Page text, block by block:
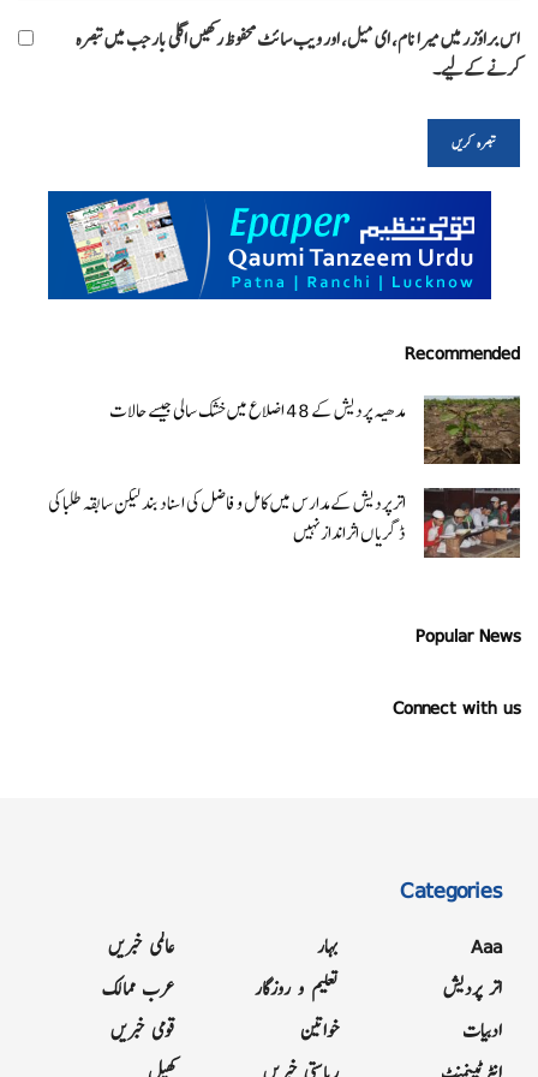
اس براؤزر میں میرا نام، ای میل، اور ویب سائٹ محفوظ رکھیں اگلی بار جب میں تبصرہ
کرنے کےلیے۔
Recommended
مدھیہ پردیش کے 48 اضلاع میں خشک سالی جیسے حالات
اتر پردیش کےمدارس میں کامل و فاضل کی اسناد بند لیکن سابقہ طلبا کی
ڈگریا ں اثرانداز نہیں
Popular News
Connect with us
Categories
Aaa
اتر پردیش
ادبیات
بہار
تعلیم و روزگار
خواتین
عالمی خبریں
عرب ممالک
قومی خبریں